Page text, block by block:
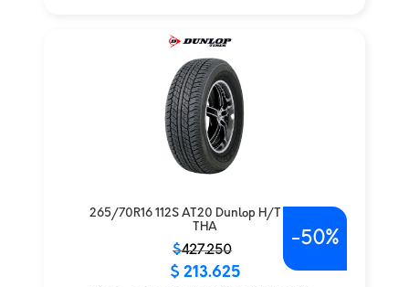
265/70R16 112S AT20 Dunlop H/T TL BLK
THA
$427.250
$ 213.625
-50%